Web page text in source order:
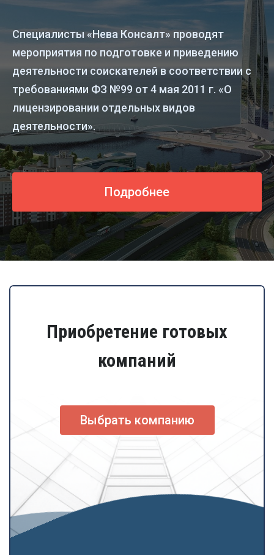
Специалисты «Нева Консалт» проводят
мероприятия по подготовке и приведению
деятельности соискателей в соответствии с
требованиями ФЗ №99 от 4 мая 2011 г. «О
лицензировании отдельных видов
деятельности».
Подробнее
Приобретение готовых
компаний
Выбрать компанию